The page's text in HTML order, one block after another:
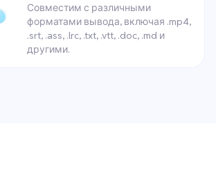
Совместим с различными
форматами вывода, включая .mp4,
.srt, .ass, .lrc, .txt, .vtt, .doc, .md и
другими.